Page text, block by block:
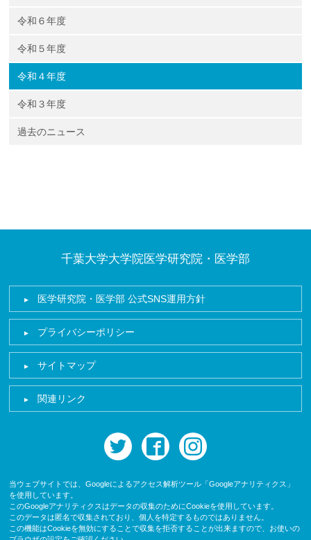
令和６年度
令和５年度
令和４年度
令和３年度
過去のニュース
千葉大学大学院医学研究院・医学部
医学研究院・医学部 公式SNS運用方針
プライバシーポリシー
サイトマップ
関連リンク
twitter facebook
当ウェブサイトでは、Googleによるアクセス解析ツール「Googleアナリティクス」
を使用しています。
このGoogleアナリティクスはデータの収集のためにCookieを使用しています。
このデータは匿名で収集されており、個人を特定するものではありません。
この機能はCookieを無効にすることで収集を拒否することが出来ますので、お使いの